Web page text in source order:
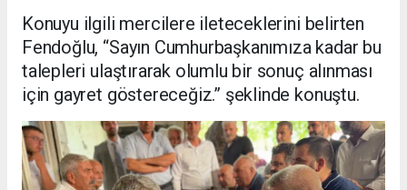
Konuyu ilgili mercilere ileteceklerini belirten
Fendoğlu, “Sayın Cumhurbaşkanımıza kadar bu
talepleri ulaştırarak olumlu bir sonuç alınması
için gayret göstereceğiz.” şeklinde konuştu.